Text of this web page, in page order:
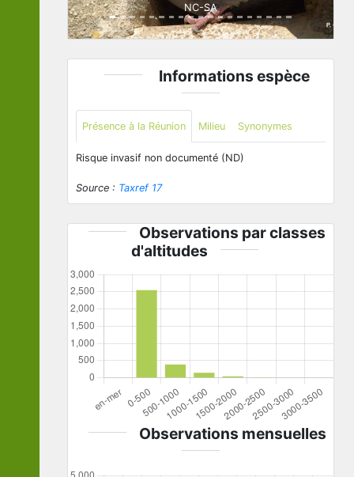
NC-SA
Informations espèce
Présence à la Réunion Milieu Synonymes
Risque invasif non documenté (ND)
Source : Taxref 17
Observations par classes
d'altitudes
Observations mensuelles